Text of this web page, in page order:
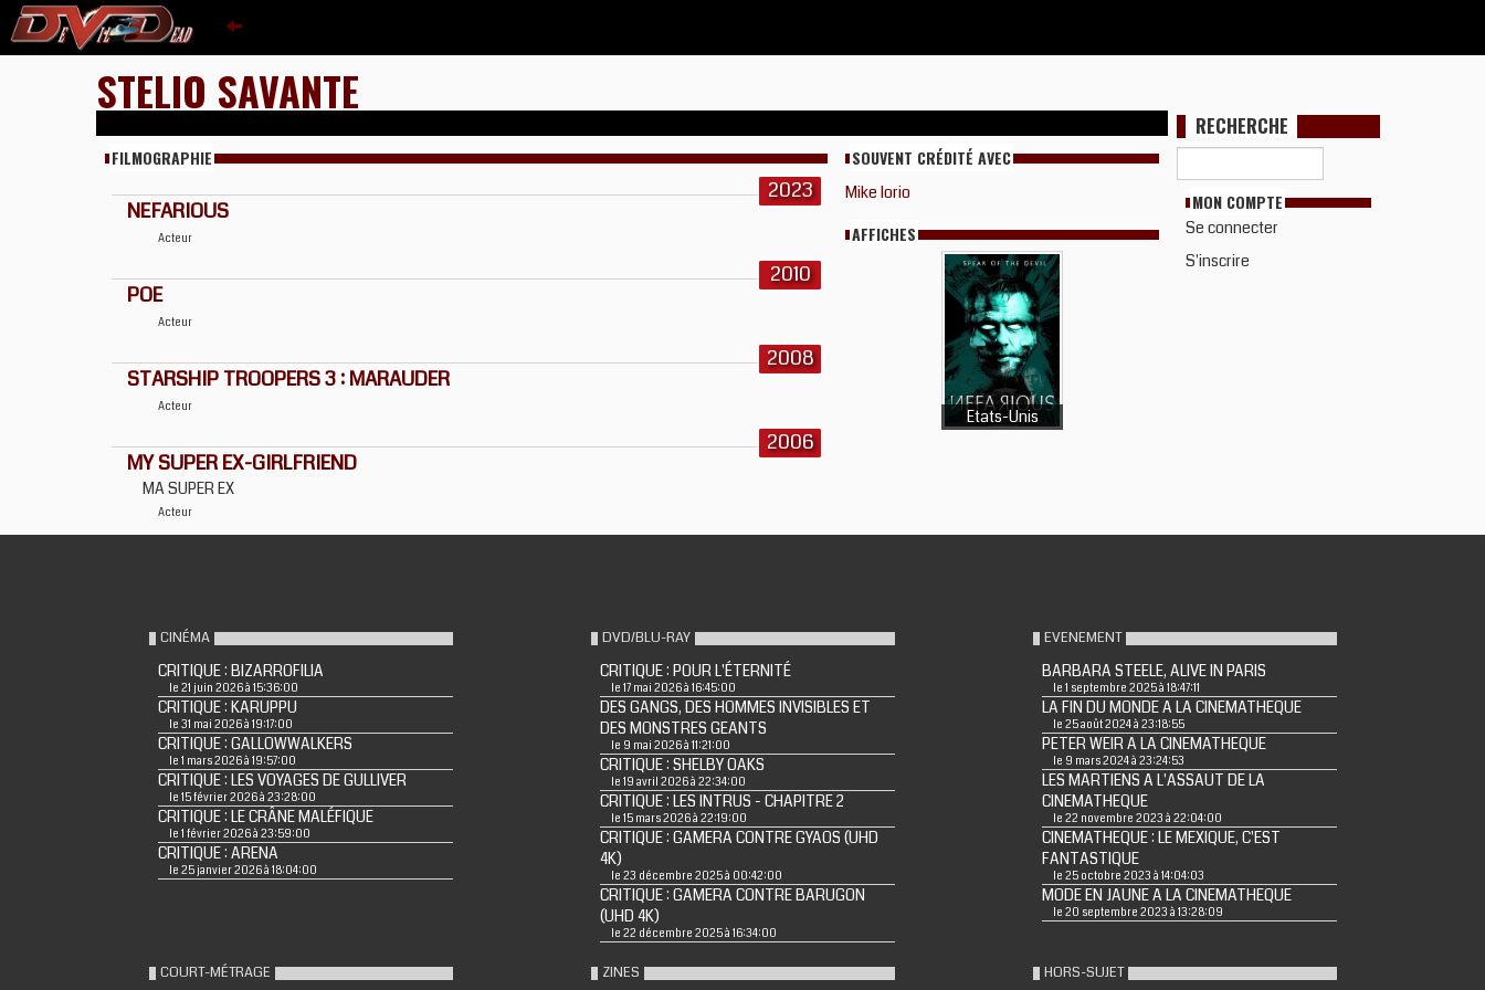
STELIO SAVANTE
FILMOGRAPHIE
2023
NEFARIOUS
Acteur
2010
POE
Acteur
2008
STARSHIP TROOPERS 3 : MARAUDER
Acteur
2006
MY SUPER EX-GIRLFRIEND
MA SUPER EX
Acteur
SOUVENT CRÉDITÉ AVEC
Mike Iorio
AFFICHES
Etats-Unis
RECHERCHE
MON COMPTE
Se connecter
S'inscrire
CINÉMA
CRITIQUE : BIZARROFILIA
le 21 juin 2026 à 15:36:00
CRITIQUE : KARUPPU
le 31 mai 2026 à 19:17:00
CRITIQUE : GALLOWWALKERS
le 1 mars 2026 à 19:57:00
CRITIQUE : LES VOYAGES DE GULLIVER
le 15 février 2026 à 23:28:00
CRITIQUE : LE CRÂNE MALÉFIQUE
le 1 février 2026 à 23:59:00
CRITIQUE : ARENA
le 25 janvier 2026 à 18:04:00
DVD/BLU-RAY
CRITIQUE : POUR L'ÉTERNITÉ
le 17 mai 2026 à 16:45:00
DES GANGS, DES HOMMES INVISIBLES ET
DES MONSTRES GEANTS
le 9 mai 2026 à 11:21:00
CRITIQUE : SHELBY OAKS
le 19 avril 2026 à 22:34:00
CRITIQUE : LES INTRUS - CHAPITRE 2
le 15 mars 2026 à 22:19:00
CRITIQUE : GAMERA CONTRE GYAOS (UHD
4K)
le 23 décembre 2025 à 00:42:00
CRITIQUE : GAMERA CONTRE BARUGON
(UHD 4K)
le 22 décembre 2025 à 16:34:00
EVENEMENT
BARBARA STEELE, ALIVE IN PARIS
le 1 septembre 2025 à 18:47:11
LA FIN DU MONDE A LA CINEMATHEQUE
le 25 août 2024 à 23:18:55
PETER WEIR A LA CINEMATHEQUE
le 9 mars 2024 à 23:24:53
LES MARTIENS A L'ASSAUT DE LA
CINEMATHEQUE
le 22 novembre 2023 à 22:04:00
CINEMATHEQUE : LE MEXIQUE, C'EST
FANTASTIQUE
le 25 octobre 2023 à 14:04:03
MODE EN JAUNE A LA CINEMATHEQUE
le 20 septembre 2023 à 13:28:09
COURT-MÉTRAGE ZINES HORS-SUJET